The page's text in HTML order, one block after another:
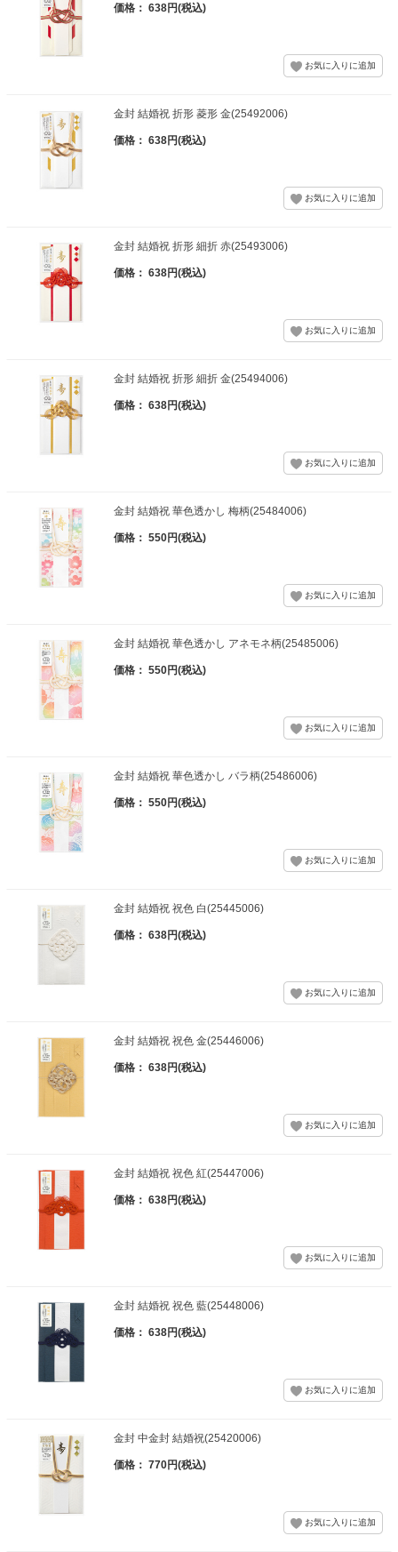
価格： 638円(税込)
金封 結婚祝 折形 菱形 金(25492006)
価格： 638円(税込)
金封 結婚祝 折形 細折 赤(25493006)
価格： 638円(税込)
金封 結婚祝 折形 細折 金(25494006)
価格： 638円(税込)
金封 結婚祝 華色透かし 梅柄(25484006)
価格： 550円(税込)
金封 結婚祝 華色透かし アネモネ柄(25485006)
価格： 550円(税込)
金封 結婚祝 華色透かし バラ柄(25486006)
価格： 550円(税込)
金封 結婚祝 祝色 白(25445006)
価格： 638円(税込)
金封 結婚祝 祝色 金(25446006)
価格： 638円(税込)
金封 結婚祝 祝色 紅(25447006)
価格： 638円(税込)
金封 結婚祝 祝色 藍(25448006)
価格： 638円(税込)
金封 中金封 結婚祝(25420006)
価格： 770円(税込)